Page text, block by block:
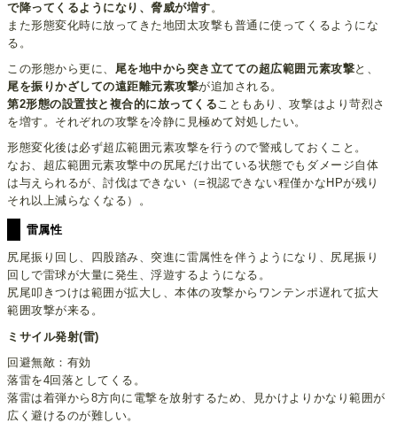
で降ってくるようになり、脅威が増す。
また形態変化時に放ってきた地団太攻撃も普通に使ってくるようにな
る。
この形態から更に、 尾を地中から突き立てての超広範囲元素攻撃と、
尾を振りかざしての遠距離元素攻撃が追加される。
第2形態の設置技と複合的に放ってくることもあり、攻撃はより苛烈さ
を増す。それぞれの攻撃を冷静に見極めて対処したい。
形態変化後は必ず超広範囲元素攻撃を行うので警戒しておくこと。
なお、超広範囲元素攻撃中の尻尾だけ出ている状態でもダメージ自体
は与えられるが、討伐はできない（=視認できない程僅かなHPが残り
それ以上減らなくなる）。
雷属性
尻尾振り回し、四股踏み、突進に雷属性を伴うようになり、尻尾振り
回しで雷球が大量に発生、浮遊するようになる。
尻尾叩きつけは範囲が拡大し、本体の攻撃からワンテンポ遅れて拡大
範囲攻撃が来る。
ミサイル発射(雷)
回避無敵：有効
落雷を4回落としてくる。
落雷は着弾から8方向に電撃を放射するため、見かけよりかなり範囲が
広く避けるのが難しい。